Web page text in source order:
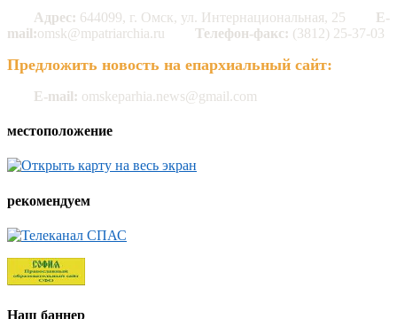
Адрес: 644099, г. Омск, ул. Интернациональная, 25
E-
mail:omsk@mpatriarchia.ru Телефон-факс: (3812) 25-37-03
Предложить новость на епархиальный сайт:
E-mail: omskeparhia.news@gmail.com
местоположение
рекомендуем
Наш баннер